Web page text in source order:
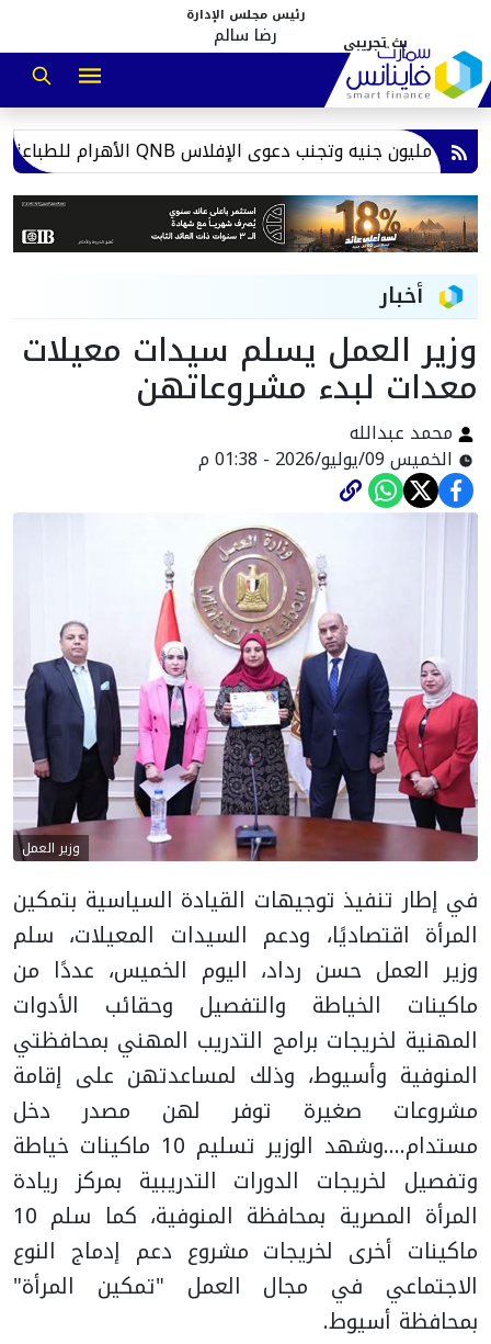
رئيس مجلس الإدارة
رضا سالم
أخبار
وزير العمل يسلم سيدات معيلات
معدات لبدء مشروعاتهن
محمد عبدالله
الخميس 09/يوليو/2026 - 01:38 م
وزير العمل
في إطار تنفيذ توجيهات القيادة السياسية بتمكين
المرأة اقتصاديًا، ودعم السيدات المعيلات، سلم
وزير العمل حسن رداد، اليوم الخميس، عددًا من
ماكينات الخياطة والتفصيل وحقائب الأدوات
المهنية لخريجات برامج التدريب المهني بمحافظتي
المنوفية وأسيوط، وذلك لمساعدتهن على إقامة
مشروعات صغيرة توفر لهن مصدر دخل
مستدام....وشهد الوزير تسليم 10 ماكينات خياطة
وتفصيل لخريجات الدورات التدريبية بمركز ريادة
المرأة المصرية بمحافظة المنوفية، كما سلم 10
ماكينات أخرى لخريجات مشروع دعم إدماج النوع
الاجتماعي في مجال العمل "تمكين المرأة"
بمحافظة أسيوط.